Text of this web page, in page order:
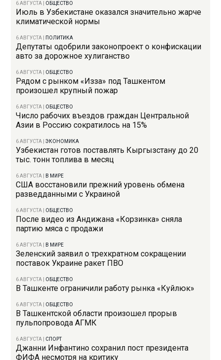
6 АВГУСТА ОБЩЕСТВО
Июль в Узбекистане оказался значительно жарче
климатической нормы
6 АВГУСТА ПОЛИТИКА
Депутаты одобрили законопроект о конфискации
авто за дорожное хулиганство
6 АВГУСТА ОБЩЕСТВО
Рядом с рынком «Изза» под Ташкентом
произошел крупный пожар
6 АВГУСТА ОБЩЕСТВО
Число рабочих въездов граждан Центральной
Азии в Россию сократилось на 15%
6 АВГУСТА |ЭКОНОМИКА
Узбекистан готов поставлять Кыргызстану до 20
тыс. тонн топлива в месяц
6 АВГУСТА В МИРЕ
США восстановили прежний уровень обмена
разведданными с Украиной
6 АВГУСТА ОБЩЕСТВО
После видео из Андижана «Корзинка» сняла
партию мяса с продажи
6 АВГУСТА В МИРЕ
Зеленский заявил о трехкратном сокращении
поставок Украине ракет ПВО
6 АВГУСТА ОБЩЕСТВО
В Ташкенте ограничили работу рынка «Куйлюк»
6 АВГУСТА ОБЩЕСТВО
В Ташкентской области произошел прорыв
пульпопровода АГМК
6 АВГУСТА СПОРТ
Джанни Инфантино сохранил пост президента
ФИФА несмотря на критику